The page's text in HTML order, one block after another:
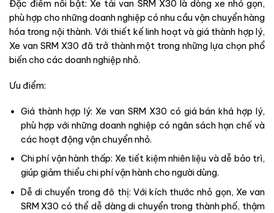
Đặc điểm nổi bật: Xe tải van SRM X30 là dòng xe nhỏ gọn,
phù hợp cho những doanh nghiệp có nhu cầu vận chuyển hàng
hóa trong nội thành. Với thiết kế linh hoạt và giá thành hợp lý,
Xe van SRM X30 đã trở thành một trong những lựa chọn phổ
biến cho các doanh nghiệp nhỏ.
Ưu điểm:
Giá thành hợp lý: Xe van SRM X30 có giá bán khá hợp lý,
phù hợp với những doanh nghiệp có ngân sách hạn chế và
các hoạt động vận chuyển nhỏ.
Chi phí vận hành thấp: Xe tiết kiệm nhiên liệu và dễ bảo trì,
giúp giảm thiểu chi phí vận hành cho người dùng.
Dễ di chuyển trong đô thị: Với kích thước nhỏ gọn, Xe van
SRM X30 có thể dễ dàng di chuyển trong thành phố, thậm